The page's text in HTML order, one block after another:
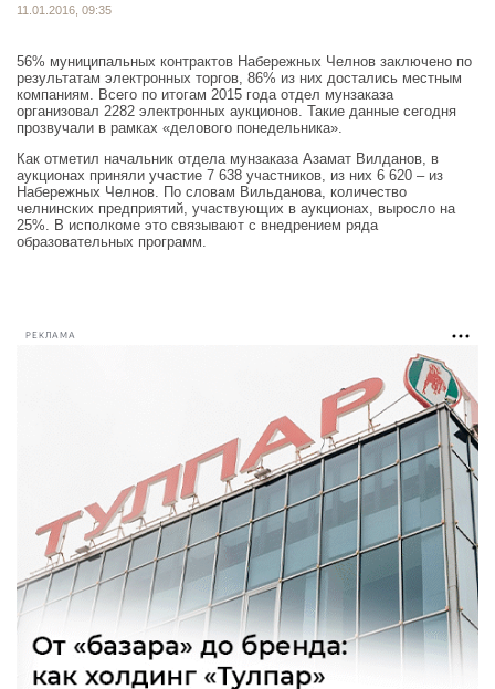
11.01.2016, 09:35
56% муниципальных контрактов Набережных Челнов заключено по
результатам электронных торгов, 86% из них достались местным
компаниям. Всего по итогам 2015 года отдел мунзаказа
организовал 2282 электронных аукционов. Такие данные сегодня
прозвучали в рамках «делового понедельника».
Как отметил начальник отдела мунзаказа Азамат Вилданов, в
аукционах приняли участие 7 638 участников, из них 6 620 – из
Набережных Челнов. По словам Вильданова, количество
челнинских предприятий, участвующих в аукционах, выросло на
25%. В исполкоме это связывают с внедрением ряда
образовательных программ.
РЕКЛАМА